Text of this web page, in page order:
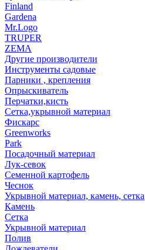
Finland
Gardena
Mr.Logo
TRUPER
ZEMA
Другие производители
Инструменты садовые
Парники , крепления
Опрыскиватель
Перчатки,кисть
Сетка,укрывной материал
Фискарс
Greenworks
Park
Посадочный материал
Лук-севок
Семенной картофель
Чеснок
Укрывной материал, камень, сетка
Камень
Сетка
Укрывной материал
Полив